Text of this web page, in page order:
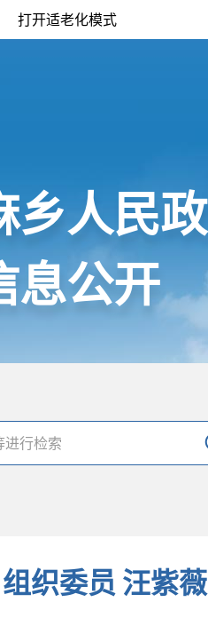
打开适老化模式
乡人民
息公开
织委员 汪紫薇